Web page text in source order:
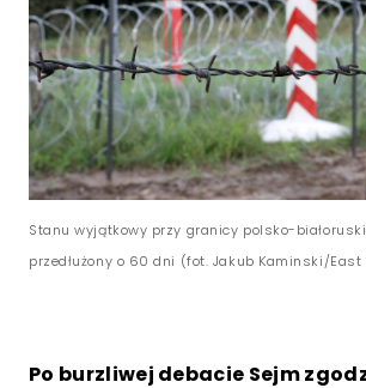
Stanu wyjątkowy przy granicy polsko-
przedłużony o 60 dni (fot. Jakub Kaminski/East
Po burzliwej debacie Sejm